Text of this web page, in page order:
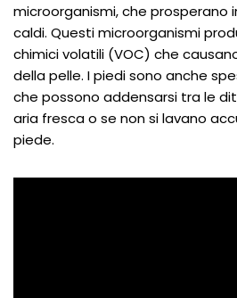
microorganismi, che prosperano
caldi. Questi microorganismi
chimici volatili (VOC) che
della pelle. I piedi sono anche
che possono addensarsi tra le
aria fresca o se non si lavano
piede.